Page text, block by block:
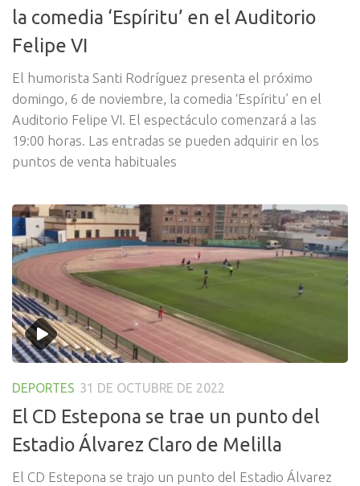
la comedia ‘Espíritu’ en el Auditorio
Felipe VI
El humorista Santi Rodríguez presenta el próximo
domingo, 6 de noviembre, la comedia ‘Espíritu’ en el
Auditorio Felipe VI. El espectáculo comenzará a las
19:00 horas. Las entradas se pueden adquirir en los
puntos de venta habituales
DEPORTES 31 DE OCTUBRE DE 2022
El CD Estepona se trae un punto del
Estadio Álvarez Claro de Melilla
El CD Estepona se trajo un punto del Estadio Álvarez